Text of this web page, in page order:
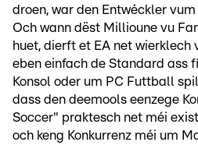
droen, war den Entwéckler
Och wann dëst Millioune vu
huet, dierft et EA net
eben einfach de Standard ass
Konsol oder um PC Futtball
dass den deemools eenzege
Soccer" praktesch net méi
och keng Konkurrenz méi um